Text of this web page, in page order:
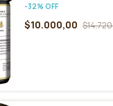
-32% OFF
$10.000,00